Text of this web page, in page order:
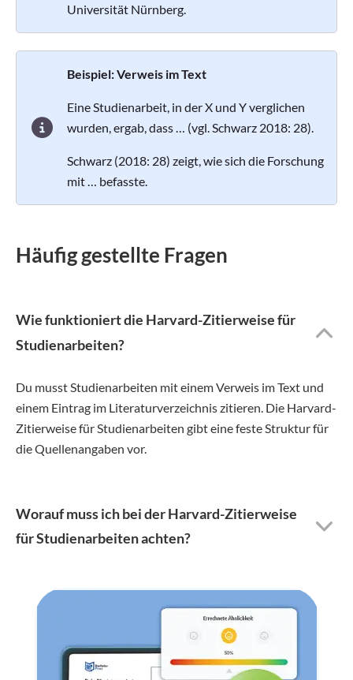
Universität Nürnberg.
Beispiel: Verweis im Text
Eine Studienarbeit, in der X und Y verglichen
wurden, ergab, dass … (vgl. Schwarz 2018: 28).
Schwarz (2018: 28) zeigt, wie sich die Forschung
mit … befasste.
Häufig gestellte Fragen
Wie funktioniert die Harvard-Zitierweise für
Studienarbeiten?
Du musst Studienarbeiten mit einem Verweis im Text und
einem Eintrag im Literaturverzeichnis zitieren. Die Harvard-
Zitierweise für Studienarbeiten gibt eine feste Struktur für
die Quellenangaben vor.
Worauf muss ich bei der Harvard-Zitierweise
für Studienarbeiten achten?